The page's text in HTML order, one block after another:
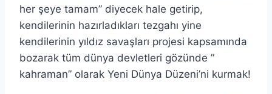
her şeye tamam” diyecek hale getirip,
kendilerinin hazırladıkları tezgahı yine
kendilerinin yıldız savaşları projesi kapsamında
bozarak tüm dünya devletleri gözünde ”
kahraman” olarak Yeni Dünya Düzeni’ni kurmak!